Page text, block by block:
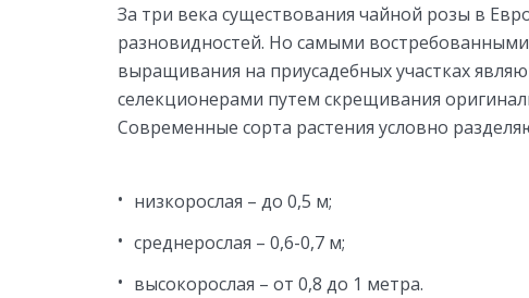
За три века существования чайной розы в
разновидностей. Но самыми
выращивания на приусадебных участках
селекционерами путем скрещивания
Современные сорта растения условно
низкорослая – до 0,5 м;
среднерослая – 0,6-0,7 м;
высокорослая – от 0,8 до 1 метра.